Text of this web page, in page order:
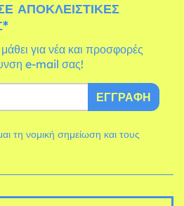
ΑΠΟΚΛΕΙΣΤΙΚΈΣ
για νέα και προσφορές
e-mail σας!
ΕΓΓΡΑΦΉ
τη νομική σημείωση και τους